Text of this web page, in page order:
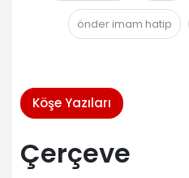
önder imam hatip
Köşe Yazıları
Çerçeve